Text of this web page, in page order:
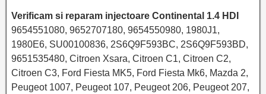
Verificam si reparam injectoare Continental 1.4 HDI
9654551080, 9652707180, 9654550980, 1980J1,
1980E6, SU00100836, 2S6Q9F593BC, 2S6Q9F593BD,
9651535480, Citroen Xsara, Citroen C1, Citroen C2,
Citroen C3, Ford Fiesta MK5, Ford Fiesta Mk6, Mazda 2,
Peugeot 1007, Peugeot 107, Peugeot 206, Peugeot 207,